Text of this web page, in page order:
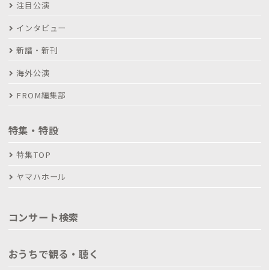
注目公演
インタビュー
新譜・新刊
海外公演
FROM編集部
特集・特設
特集TOP
ヤマハホール
コンサート検索
おうちで観る・聴く